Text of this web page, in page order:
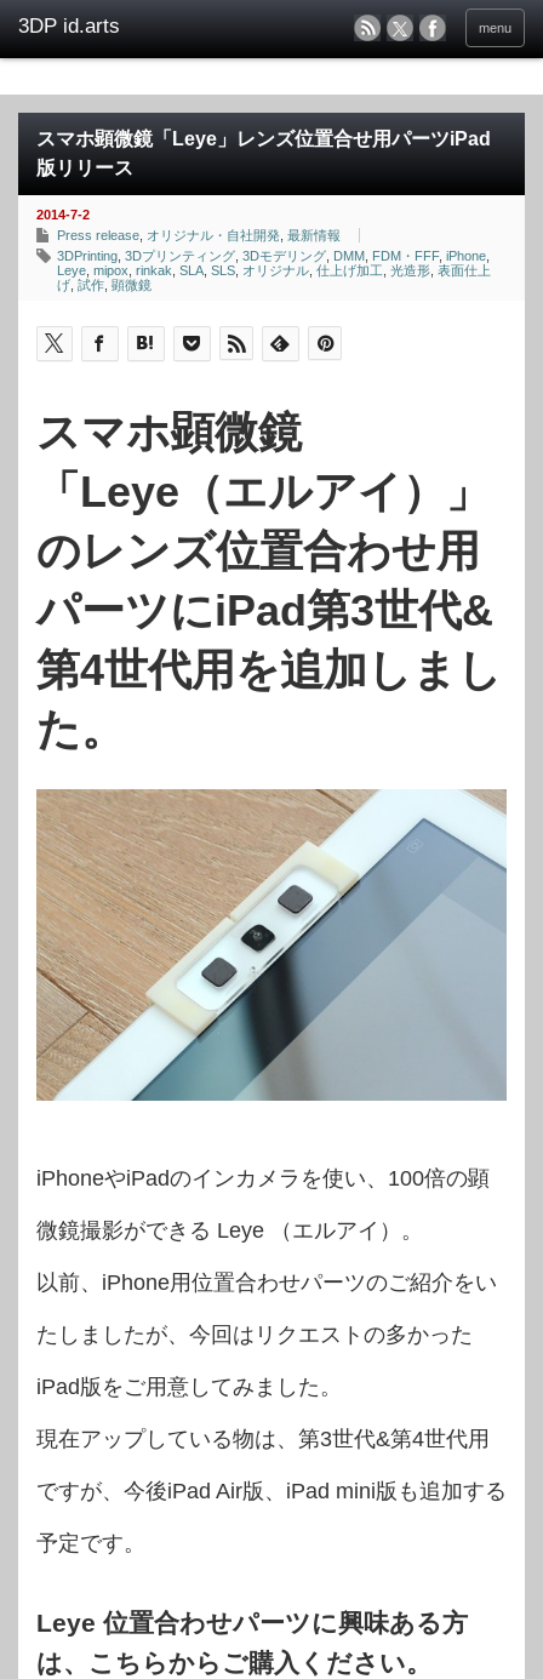
menu
スマホ顕微鏡「Leye」レンズ位置合せ用パーツiPad
版リリース
2014-7-2
Press release オリジナル・自社開発 最新情報
3DPrinting 3Dプリンティング 3Dモデリング DMM FDM・FFF, iPhone
Leye mipox rinkak SLA SLS オリジナル 仕上げ加工 光造形 表面仕上
げ 試作 顕微鏡
スマホ顕微鏡
「Leye（エルアイ）」
のレンズ位置合わせ用
パーツにiPad第3世代&
第4世代用を追加しまし
た。
iPhoneやiPadのインカメラを使い、100倍の顕
微鏡撮影ができる Leye （エルアイ）。
以前、iPhone用位置合わせパーツのご紹介をい
たしましたが、今回はリクエストの多かった
iPad版をご用意してみました。
現在アップしている物は、第3世代&第4世代用
ですが、今後iPad Air版、iPad mini版も追加する
予定です。
Leye 位置合わせパーツに興味ある方
は、こちらからご購入ください。